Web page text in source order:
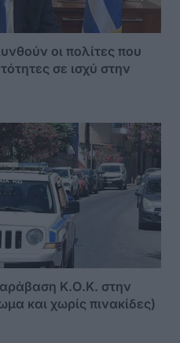
οι πολίτες που
σε ισχύ στην
Κ.Ο.Κ. στην
και χωρίς πινακίδες)